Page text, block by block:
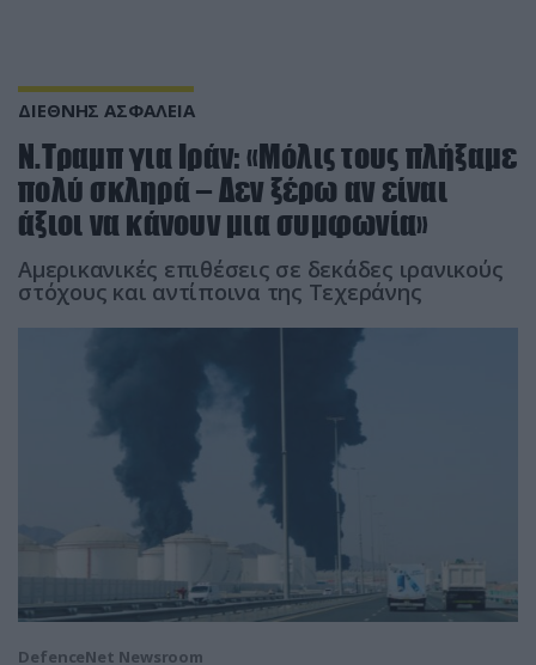
ΔΙΕΘΝΗΣ ΑΣΦΑΛΕΙΑ
Ν.Τραμπ για Ιράν: «Μόλις τους πλήξαμε
πολύ σκληρά – Δεν ξέρω αν είναι
άξιοι να κάνουν μια συμφωνία»
Αμερικανικές επιθέσεις σε δεκάδες ιρανικούς
στόχους και αντίποινα της Τεχεράνης
DefenceNet Newsroom